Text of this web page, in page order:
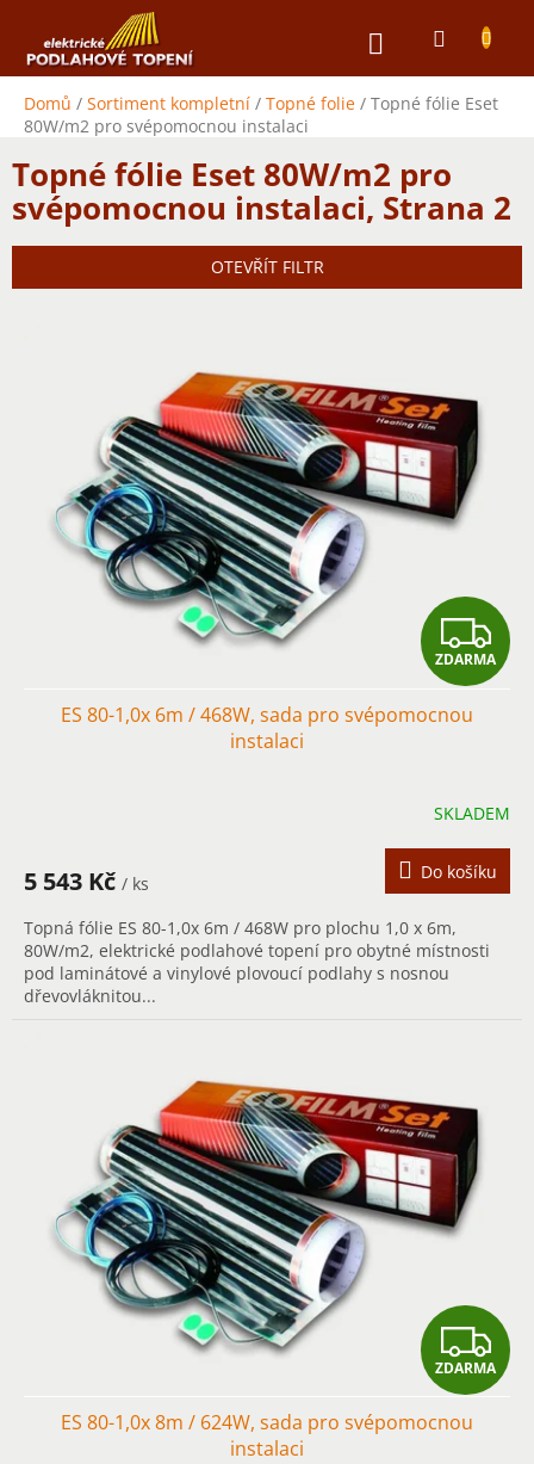
obsah
NÁKUPNÍ
Domů / Sortiment kompletní / Topné folie / Topné fólie Eset
80W/m2 pro svépomocnou instalaci
Topné fólie Eset 80W/m2 pro
svépomocnou instalaci, Strana 2
OTEVŘÍT FILTR
Z
D
M
A
ZDARMA
ES 80-1,0x 6m / 468W, sada pro svépomocnou
instalaci
SKLADEM
5 543 Kč / ks
Do košíku
Topná fólie ES 80-1,0x 6m / 468W pro plochu 1,0 x 6m,
80W/m2, elektrické podlahové topení pro obytné místnosti
pod laminátové a vinylové plovoucí podlahy s nosnou
dřevovláknitou...
Z
D
ZDARMA
ES 80-1,0x 8m / 624W, sada pro svépomocnou
instalaci